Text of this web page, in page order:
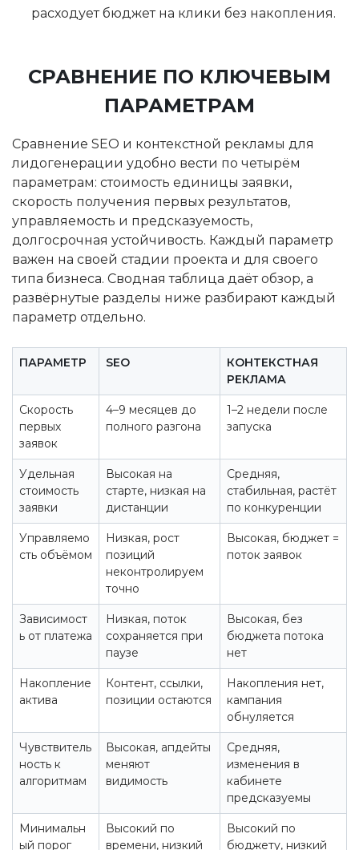
расходует бюджет на клики без накопления.
СРАВНЕНИЕ ПО КЛЮЧЕВЫМ
ПАРАМЕТРАМ
Сравнение SEO и контекстной рекламы для
лидогенерации удобно вести по четырём
параметрам: стоимость единицы заявки,
скорость получения первых результатов,
управляемость и предсказуемость,
долгосрочная устойчивость. Каждый параметр
важен на своей стадии проекта и для своего
типа бизнеса. Сводная таблица даёт обзор, а
развёрнутые разделы ниже разбирают каждый
параметр отдельно.
ПАРАМЕТР SEO
КОНТЕКСТНАЯ
РЕКЛАМА
Скорость
первых
заявок
4–9 месяцев до
полного разгона
1–2 недели после
запуска
Удельная
стоимость
заявки
Высокая на
старте, низкая на
дистанции
Средняя,
стабильная, растёт
по конкуренции
Управляемо
сть объёмом
Низкая, рост
позиций
неконтролируем
точно
Высокая, бюджет =
поток заявок
Зависимост
ь от платежа
Низкая, поток
сохраняется при
паузе
Высокая, без
бюджета потока
нет
Накопление
актива
Контент, ссылки,
позиции остаются
Накопления нет,
кампания
обнуляется
Чувствитель
ность к
алгоритмам
Высокая, апдейты
меняют
видимость
Средняя,
изменения в
кабинете
предсказуемы
Минимальн
ый порог
Высокий по
времени, низкий
Высокий по
бюджету, низкий